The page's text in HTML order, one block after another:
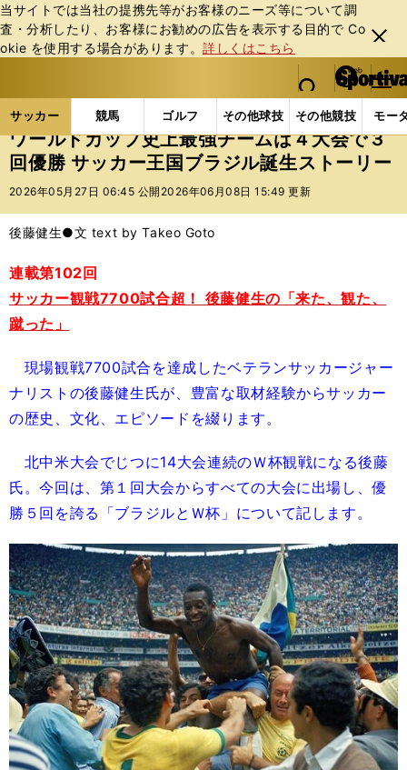
当サイトでは当社の提携先等がお客様のニーズ等について調
査・分析したり、お客様にお勧めの広告を表⽰する⽬的で Co
okie を使⽤する場合があります。詳しくはこちら
閉じ
る
web Sportiva (webスポルティーバ)
検索
マイペ
ー
ジ
メニュ
サッカー 競馬 ゴルフ その他球技 その他競技 モー
ス
ポ
ル
バ
サッカーの記事一覧 海外サッカー 海外サッカー
ワールドカップ史上最強チームは４大会で３
回優勝 サッカー王国ブラジル誕生ストーリー
2026年05月27日 06:45 公開 2026年06月08日 15:49 更新
後藤健生●文 text by Takeo Goto
連載第102回
サッカー観戦7700試合超！ 後藤健生の「来た、観た、
蹴った」
現場観戦7700試合を達成したベテランサッカージャー
ナリストの後藤健生氏が、豊富な取材経験からサッカー
の歴史、文化、エピソードを綴ります。
北中米大会でじつに14大会連続のＷ杯観戦になる後藤
氏。今回は、第１回大会からすべての大会に出場し、優
勝５回を誇る「ブラジルとＷ杯」について記します。